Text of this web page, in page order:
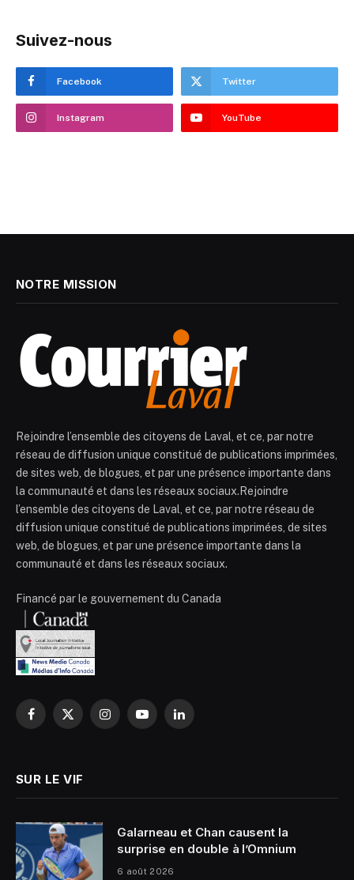
Suivez-nous
Facebook Twitter
Instagram YouTube
NOTRE MISSION
Rejoindre l’ensemble des citoyens de Laval, et ce, par notre
réseau de diffusion unique constitué de publications imprimées,
de sites web, de blogues, et par une présence importante dans
la communauté et dans les réseaux sociaux.Rejoindre
l’ensemble des citoyens de Laval, et ce, par notre réseau de
diffusion unique constitué de publications imprimées, de sites
web, de blogues, et par une présence importante dans la
communauté et dans les réseaux sociaux.
Financé par le gouvernement du Canada
Facebook
X
InstagramYouTubeLinkedIn
SUR LE VIF
Galarneau et Chan causent la
surprise en double à l’Omnium
6 août 2026